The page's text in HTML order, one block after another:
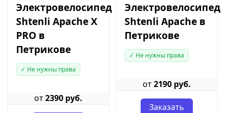
Электровелосипед
Shtenli Apache X
PRO в
Петрикове
✓ Не нужны права
от2390 руб.
Электровелосипед
Shtenli Apache в
Петрикове
✓ Не нужны права
от2190 руб.
Заказать